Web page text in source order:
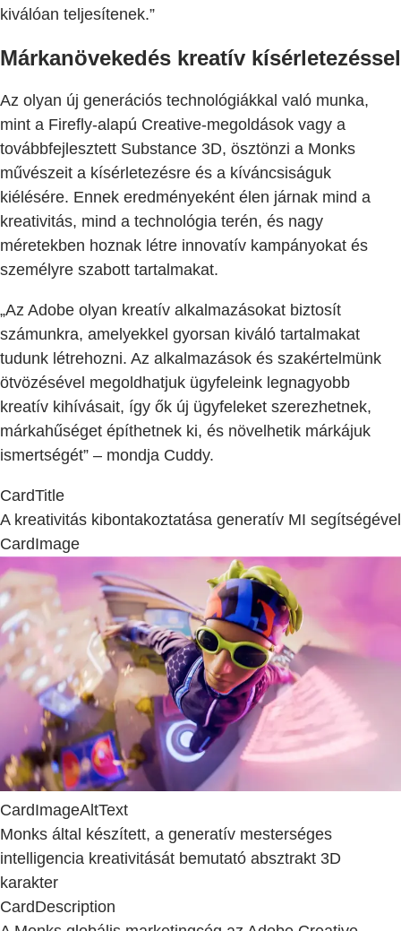
kiválóan teljesítenek.”
Márkanövekedés kreatív kísérletezéssel
Az olyan új generációs technológiákkal való munka,
mint a Firefly-alapú Creative-megoldások vagy a
továbbfejlesztett Substance 3D, ösztönzi a Monks
művészeit a kísérletezésre és a kíváncsiságuk
kiélésére. Ennek eredményeként élen járnak mind a
kreativitás, mind a technológia terén, és nagy
méretekben hoznak létre innovatív kampányokat és
személyre szabott tartalmakat.
„Az Adobe olyan kreatív alkalmazásokat biztosít
számunkra, amelyekkel gyorsan kiváló tartalmakat
tudunk létrehozni. Az alkalmazások és szakértelmünk
ötvözésével megoldhatjuk ügyfeleink legnagyobb
kreatív kihívásait, így ők új ügyfeleket szerezhetnek,
márkahűséget építhetnek ki, és növelhetik márkájuk
ismertségét” – mondja Cuddy.
CardTitle
A kreativitás kibontakoztatása generatív MI segítségével
CardImage
CardImageAltText
Monks által készített, a generatív mesterséges
intelligencia kreativitását bemutató absztrakt 3D
karakter
CardDescription